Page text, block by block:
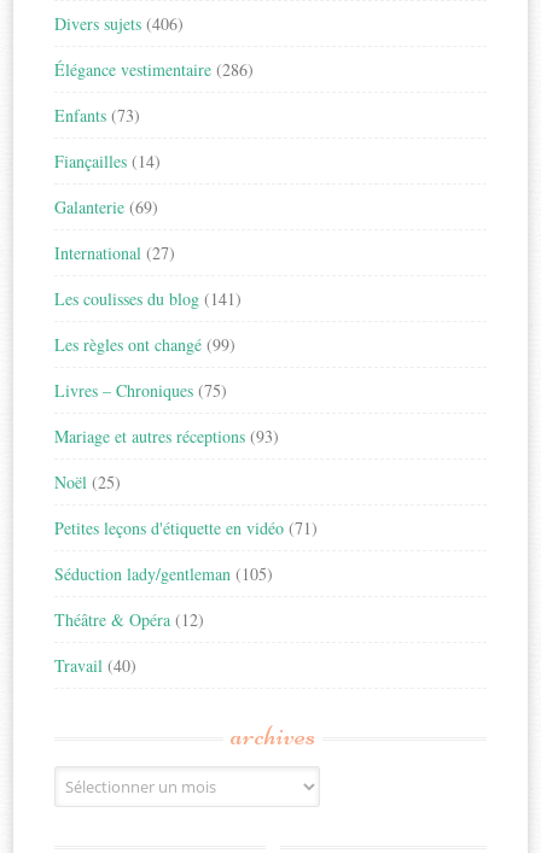
Divers sujets (406)
Élégance vestimentaire (286)
Enfants (73)
Fiançailles (14)
Galanterie (69)
International (27)
Les coulisses du blog (141)
Les règles ont changé (99)
Livres – Chroniques (75)
Mariage et autres réceptions (93)
Noël (25)
Petites leçons d'étiquette en vidéo (71)
Séduction lady/gentleman (105)
Théâtre & Opéra (12)
Travail (40)
archives
Archives